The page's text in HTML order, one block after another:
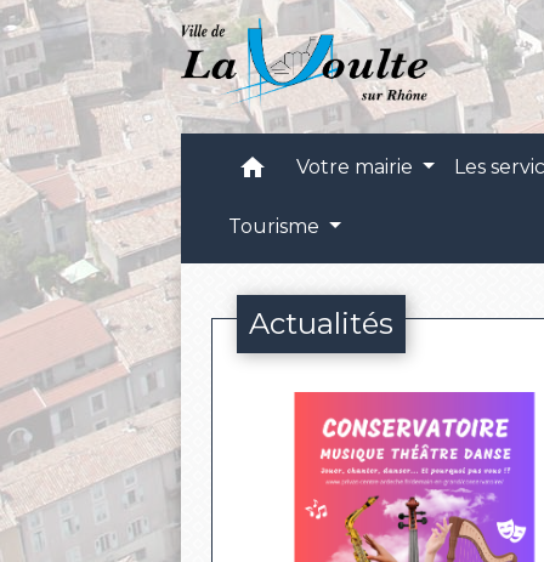
home Votre mairie Les
Tourisme
Actualités